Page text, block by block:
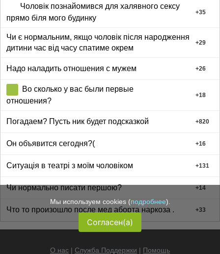
Чоловік познайомився для халявного сексу
прямо біля мого будинку
+35
Чи є нормальним, якщо чоловік після народження
дитини час від часу спатиме окрем
+29
Надо наладить отношения с мужем +26
Во сколько у вас были первые
отношения?
+18
Погадаем? Пусть ник будет подсказкой +820
Он объявится сегодня?( +16
Ситуація в театрі з моїм чоловіком +131
Чи нормально писати першою? +14
Что то произошло после мед аборта наркоза . +33
О нас | Служба Поддержки | Помощь
Мы используем cookies (подробнее).
Согласен(а)